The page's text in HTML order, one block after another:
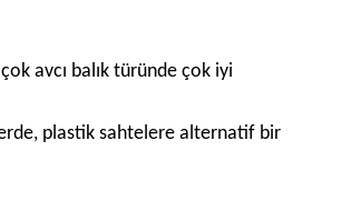
avcı balık türünde çok iyi
plastik sahtelere alternatif bir